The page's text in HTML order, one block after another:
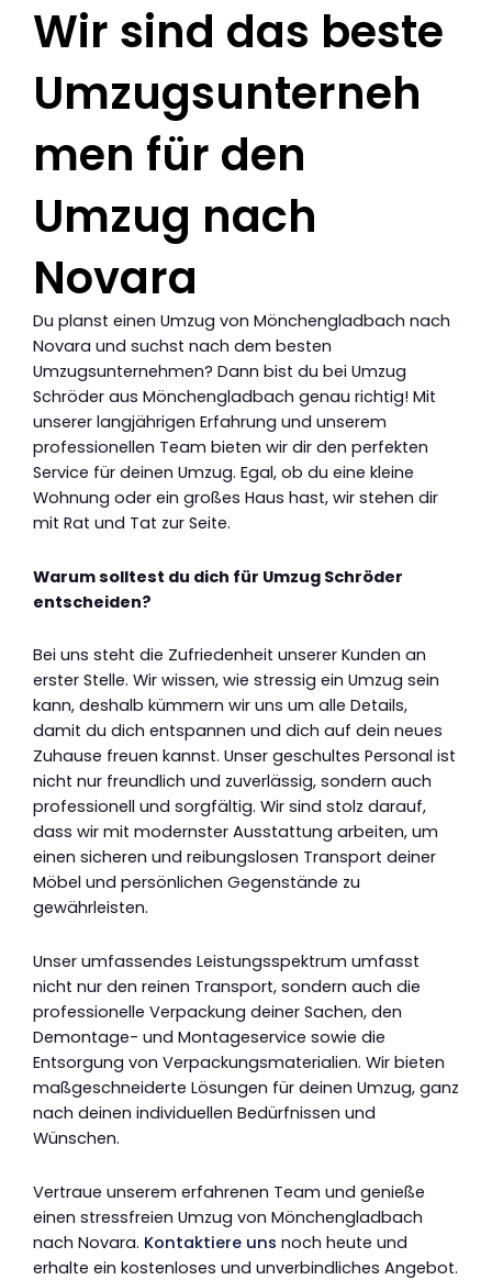
Wir sind das beste
Umzugsunterneh
men für den
Umzug nach
Novara
Du planst einen Umzug von Mönchengladbach nach
Novara und suchst nach dem besten
Umzugsunternehmen? Dann bist du bei Umzug
Schröder aus Mönchengladbach genau richtig! Mit
unserer langjährigen Erfahrung und unserem
professionellen Team bieten wir dir den perfekten
Service für deinen Umzug. Egal, ob du eine kleine
Wohnung oder ein großes Haus hast, wir stehen dir
mit Rat und Tat zur Seite.
Warum solltest du dich für Umzug Schröder
entscheiden?
Bei uns steht die Zufriedenheit unserer Kunden an
erster Stelle. Wir wissen, wie stressig ein Umzug sein
kann, deshalb kümmern wir uns um alle Details,
damit du dich entspannen und dich auf dein neues
Zuhause freuen kannst. Unser geschultes Personal ist
nicht nur freundlich und zuverlässig, sondern auch
professionell und sorgfältig. Wir sind stolz darauf,
dass wir mit modernster Ausstattung arbeiten, um
einen sicheren und reibungslosen Transport deiner
Möbel und persönlichen Gegenstände zu
gewährleisten.
Unser umfassendes Leistungsspektrum umfasst
nicht nur den reinen Transport, sondern auch die
professionelle Verpackung deiner Sachen, den
Demontage- und Montageservice sowie die
Entsorgung von Verpackungsmaterialien. Wir bieten
maßgeschneiderte Lösungen für deinen Umzug, ganz
nach deinen individuellen Bedürfnissen und
Wünschen.
Vertraue unserem erfahrenen Team und genieße
einen stressfreien Umzug von Mönchengladbach
nach Novara. Kontaktiere uns noch heute und
erhalte ein kostenloses und unverbindliches Angebot.